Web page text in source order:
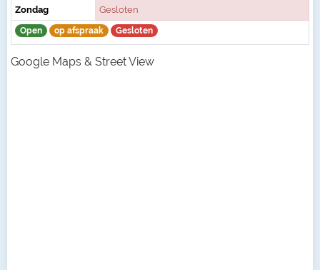
Zondag
Gesloten
Open op afspraak Gesloten
Google Maps & Street View